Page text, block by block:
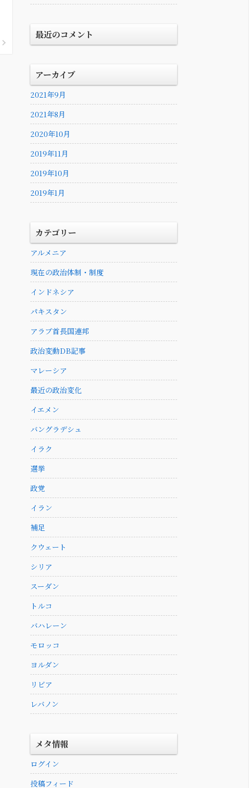
最近のコメント
アーカイブ
2021年9月
2021年8月
2020年10月
2019年11月
2019年10月
2019年1月
カテゴリー
アルメニア
現在の政治体制・制度
インドネシア
パキスタン
アラブ首長国連邦
政治変動DB記事
マレーシア
最近の政治変化
イエメン
バングラデシュ
イラク
選挙
政党
イラン
補足
クウェート
シリア
スーダン
トルコ
バハレーン
モロッコ
ヨルダン
リビア
レバノン
メタ情報
ログイン
投稿フィード